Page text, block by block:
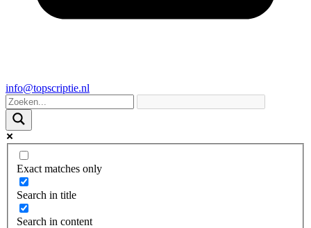
info@topscriptie.nl
Exact matches only
Search in title
Search in content